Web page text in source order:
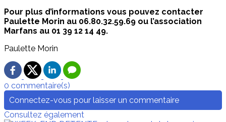
Pour plus d’informations vous pouvez contacter
Paulette Morin au 06.80.32.59.69 ou l’association
Marfans au 01 39 12 14 49.
Paulette Morin
0 commentaire(s)
Connectez-vous pour laisser un commentaire
Consultez également